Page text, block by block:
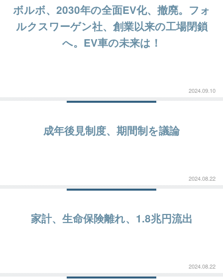
ボルボ、2030年の全面EV化、撤廃。フォ
ルクスワーゲン社、創業以来の工場閉鎖
へ。EV車の未来は！
2024.09.10
成年後見制度、期間制を議論
2024.08.22
家計、生命保険離れ、1.8兆円流出
2024.08.22